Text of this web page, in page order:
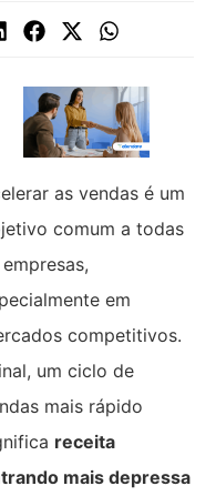
as vendas é um
comum a todas
em
competitivos.
um ciclo de
mais rápido
receita
mais depressa